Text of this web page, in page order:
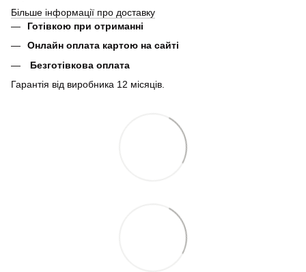
Більше інформації про доставку
Готівкою при отриманні
Онлайн оплата картою на сайті
Безготівкова оплата
Гарантія від виробника 12 місяців.